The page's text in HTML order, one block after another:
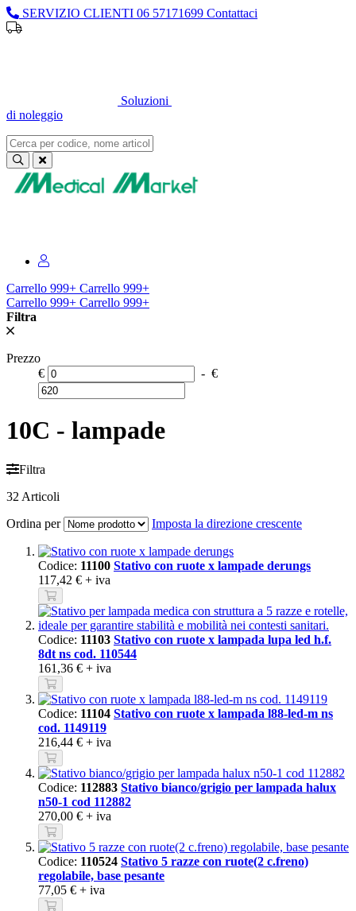
SERVIZIO CLIENTI 06 57171699 Contattaci
Soluzioni
di noleggio
Carrello 999+ Carrello 999+
Carrello 999+ Carrello 999+
Filtra
Prezzo
€
- €
10C - lampade
Filtra
32 Articoli
Ordina per
Imposta la direzione crescente
Codice: 11100 Stativo con ruote x lampade derungs
117,42 € + iva
Codice: 11103 Stativo con ruote x lampada lupa led h.f.
8dt ns cod. 110544
161,36 € + iva
Codice: 11104 Stativo con ruote x lampada l88-led-m ns
cod. 1149119
216,44 € + iva
Codice: 112883 Stativo bianco/grigio per lampada halux
n50-1 cod 112882
270,00 € + iva
Codice: 110524 Stativo 5 razze con ruote(2 c.freno)
regolabile, base pesante
77,05 € + iva